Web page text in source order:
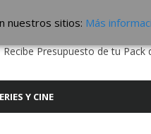
EDITA TU DISCO
Recibe Presupuesto de tu Pack
Y CINE
nuestros sitios: Más